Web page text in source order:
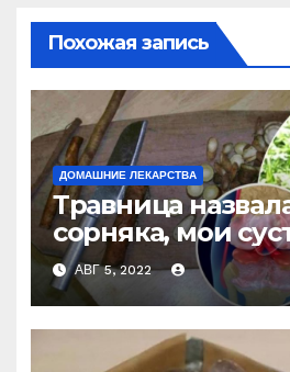
Похожая запись
ДОМАШНИЕ ЛЕКАРСТВА
Травница
сорняка, мои
больше не болят
АВГ 5, 2022